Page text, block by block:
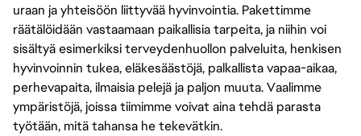
uraan ja yhteisöön liittyvää hyvinvointia. Pakettimme
räätälöidään vastaamaan paikallisia tarpeita, ja niihin voi
sisältyä esimerkiksi terveydenhuollon palveluita, henkisen
hyvinvoinnin tukea, eläkesäästöjä, palkallista vapaa-aikaa,
perhevapaita, ilmaisia pelejä ja paljon muuta. Vaalimme
ympäristöjä, joissa tiimimme voivat aina tehdä parasta
työtään, mitä tahansa he tekevätkin.